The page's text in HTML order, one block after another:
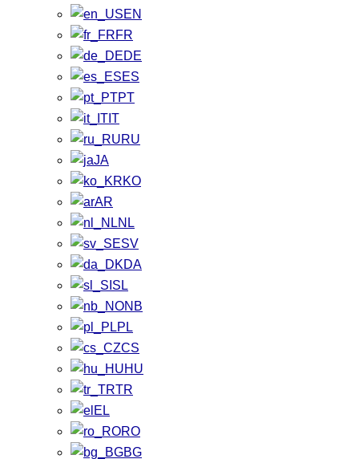
EN
FR
DE
ES
PT
IT
RU
JA
KO
AR
NL
SV
DA
SL
NB
PL
CS
HU
TR
EL
RO
BG